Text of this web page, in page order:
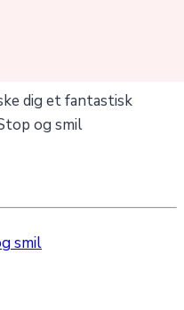
dig et fantastisk
og smil